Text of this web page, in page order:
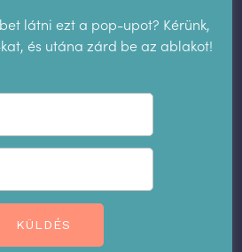
látni ezt a pop-upot? Kérünk,
és utána zárd be az ablakot!
KÜLDÉS